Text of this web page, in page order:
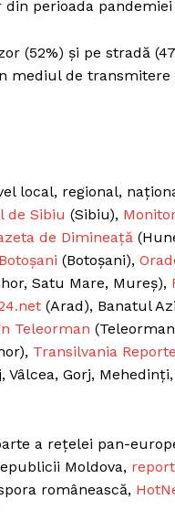
perioada
(52%) și pe stradă
mediul de
local, regional,
de Sibiu (Sibiu),
de Dimineață
(Botoșani),
Satu Mare, Mureș),
(Arad), Banatul
Teleorman
Transilvania
Vâlcea, Gorj,
a rețelei pan-
Moldova,
românească,